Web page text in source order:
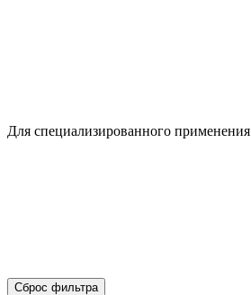
Для специализированного применения
Сброс фильтра